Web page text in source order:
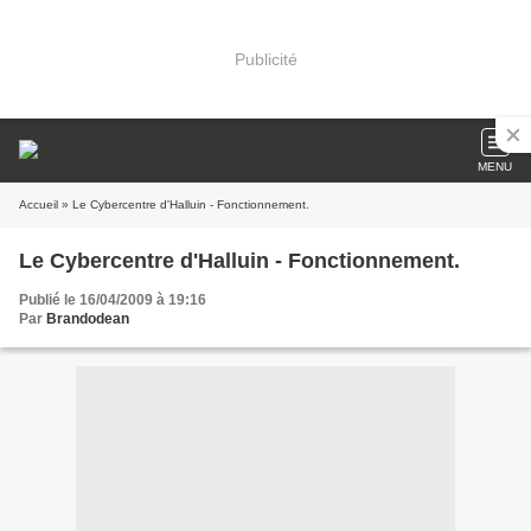
Publicité
MENU
Accueil » Le Cybercentre d'Halluin - Fonctionnement.
Le Cybercentre d'Halluin - Fonctionnement.
Publié le 16/04/2009 à 19:16
Par Brandodean